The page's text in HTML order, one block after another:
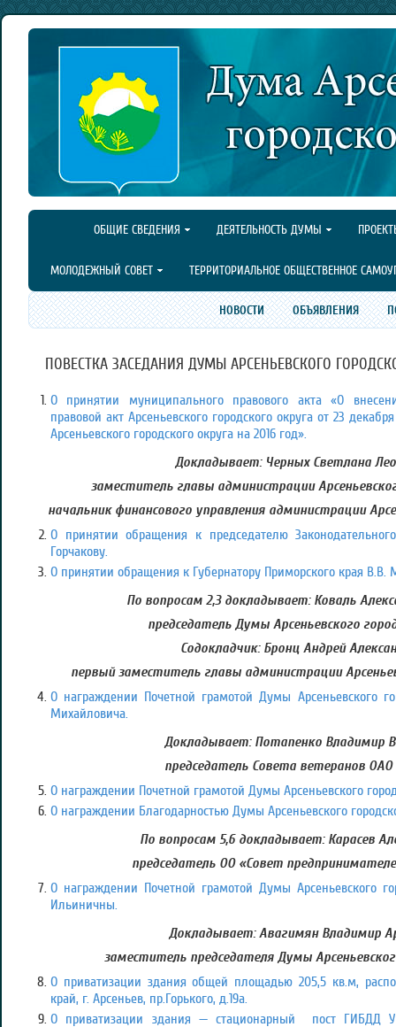
ОБЩИЕ СВЕДЕНИЯ ДЕЯТЕЛЬНОСТЬ ДУМЫ
МОЛОДЕЖНЫЙ СОВЕТ ТЕРРИТОРИАЛЬНОЕ ОБЩЕСТВЕННОЕ
НОВОСТИ ОБЪЯВЛЕНИЯ
ПОВЕСТКА ЗАСЕДАНИЯ ДУМЫ АРСЕНЬЕВСКОГО
О принятии муниципального правового акта «О
правовой акт Арсеньевского городского округа от 23
Арсеньевского городского округа на 2016 год».
Докладывает: Черных Светлана
заместитель главы администрации
начальник финансового управления администрации
О принятии обращения к председателю
Горчакову.
О принятии обращения к Губернатору Приморского края
По вопросам 2,3 докладывает: Коваль
председатель Думы Арсеньевского
Содокладчик: Бронц Андрей
первый заместитель главы администрации
О награждении Почетной грамотой Думы Арсеньевского
Михайловича.
Докладывает: Потапенко Владимир
председатель Совета ветеранов ОАО
О награждении Почетной грамотой Думы Арсеньевского
О награждении Благодарностью Думы Арсеньевского
По вопросам 5,6 докладывает: Карасев
председатель ОО «Совет
О награждении Почетной грамотой Думы Арсеньевского
Ильиничны.
Докладывает: Авагимян Владимир
заместитель председателя Думы
О приватизации здания общей площадью 205,5 кв.м,
край, г. Арсеньев, пр.Горького, д.19а.
О приватизации здания — стационарный пост ГИБДД